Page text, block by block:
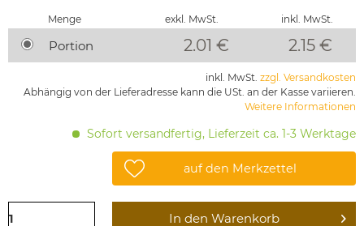
Menge exkl. MwSt. inkl. MwSt.
Portion 2.01 € 2.15 €
inkl. MwSt. zzgl. Versandkosten
Abhängig von der Lieferadresse kann die USt. an der Kasse variieren.
Weitere Informationen
Sofort versandfertig, Lieferzeit ca. 1-3 Werktage
auf den Merkzettel
In den Warenkorb